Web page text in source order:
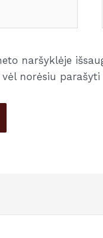
naršyklėje
norėsiu parašyti